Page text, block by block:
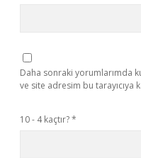
Daha sonraki yorumlarımda
ve site adresim bu tarayıcıya
10 - 4 kaçtır?*